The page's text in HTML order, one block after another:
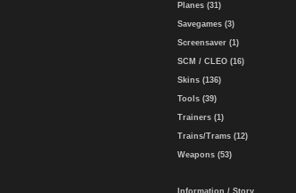
Planes (31)
Savegames (3)
Screensaver (1)
SCM / CLEO (16)
Skins (136)
Tools (39)
Trainers (1)
Trains/Trams (12)
Weapons (53)
Information / Story